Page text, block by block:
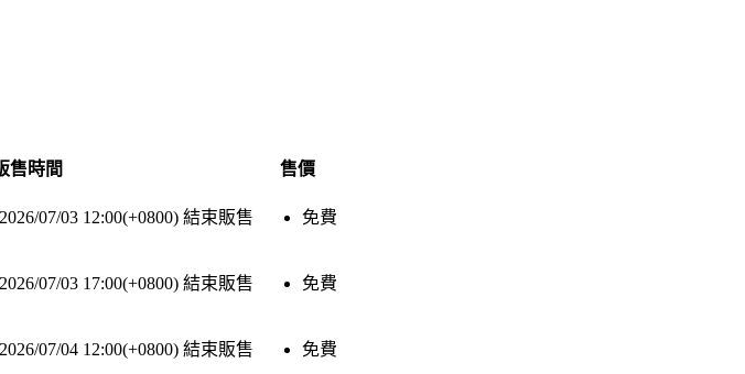
售時間 售價
2026/07/03 12:00(+0800) 結束販售 免費
2026/07/03 17:00(+0800) 結束販售 免費
2026/07/04 12:00(+0800) 結束販售 免費